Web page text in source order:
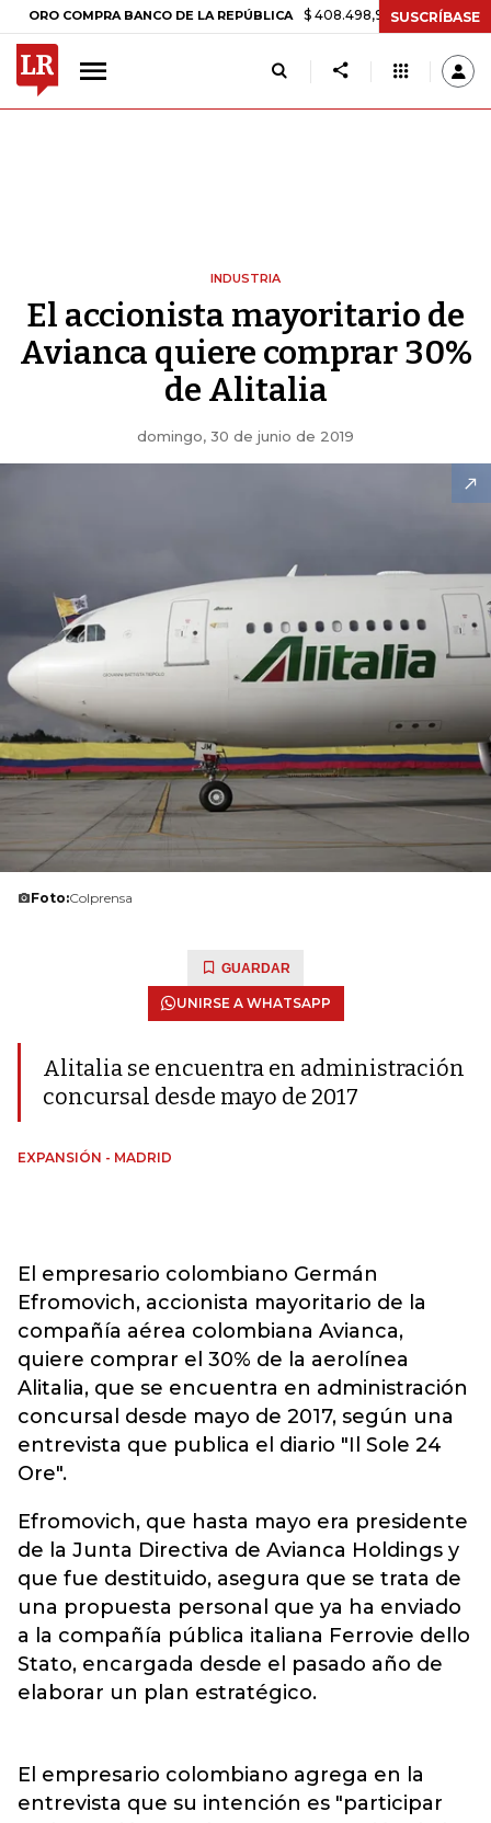
COMPRA BANCO DE LA REPÚBLICA $ 408.498,97 +$ 8.753,81 +2,19%
SUSCRÍBASE
INDUSTRIA
El accionista mayoritario de
Avianca quiere comprar 30%
de Alitalia
domingo, 30 de junio de 2019
Foto:Colprensa
GUARDAR
UNIRSE A WHATSAPP
Alitalia se encuentra en administración
concursal desde mayo de 2017
EXPANSIÓN - MADRID
El empresario colombiano Germán
Efromovich, accionista mayoritario de la
compañía aérea colombiana Avianca,
quiere comprar el 30% de la aerolínea
Alitalia, que se encuentra en administración
concursal desde mayo de 2017, según una
entrevista que publica el diario "Il Sole 24
Ore".
Efromovich, que hasta mayo era presidente
de la Junta Directiva de Avianca Holdings y
que fue destituido, asegura que se trata de
una propuesta personal que ya ha enviado
a la compañía pública italiana Ferrovie dello
Stato, encargada desde el pasado año de
elaborar un plan estratégico.
El empresario colombiano agrega en la
entrevista que su intención es "participar